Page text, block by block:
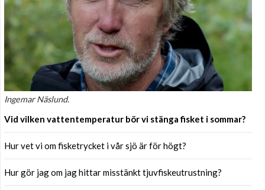
Ingemar Näslund.
Vid vilken vattentemperatur bör vi stänga fisket i sommar?
Hur vet vi om fisketrycket i vår sjö är för högt?
Hur gör jag om jag hittar misstänkt tjuvfiskeutrustning?